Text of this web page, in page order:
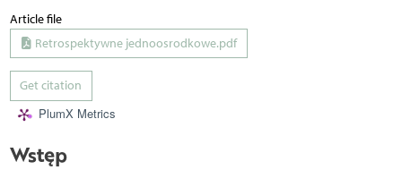
Article file
Retrospektywne jednoosrodkowe.pdf
Get citation
PlumX Metrics
Wstęp